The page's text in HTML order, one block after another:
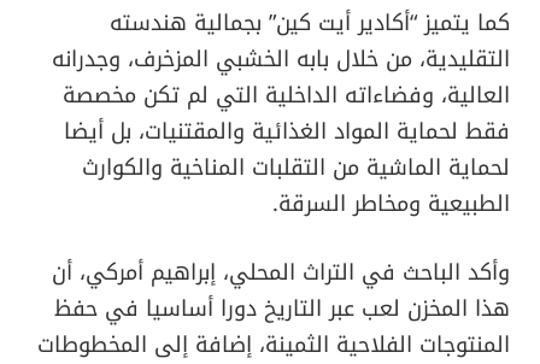
كما يتميز “أكادير أيت كين” بجمالية هندسته
التقليدية، من خلال بابه الخشبي المزخرف، وجدرانه
العالية، وفضاءاته الداخلية التي لم تكن مخصصة
فقط لحماية المواد الغذائية والمقتنيات، بل أيضا
لحماية الماشية من التقلبات المناخية والكوارث
الطبيعية ومخاطر السرقة.
وأكد الباحث في التراث المحلي، إبراهيم أمركي، أن
هذا المخزن لعب عبر التاريخ دورا أساسيا في حفظ
المنتوجات الفلاحية الثمينة، إضافة إلى المخطوطات